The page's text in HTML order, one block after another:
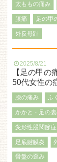
太ももの痛み
膝痛 足の甲
外反母趾
2025/8/21
【足の甲の
50代女性の
膝の痛み ふ
かかと・足の
変形性股関節症
足底腱膜炎
骨盤の歪み